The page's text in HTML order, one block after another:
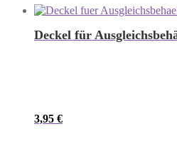
Deckel für
3,95 €